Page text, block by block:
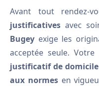
Avant tout rendez-
justificatives avec
Bugey exige les
acceptée seule.
justificatif de domicile
aux normesen